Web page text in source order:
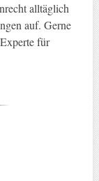
alltäglich
auf. Gerne
für